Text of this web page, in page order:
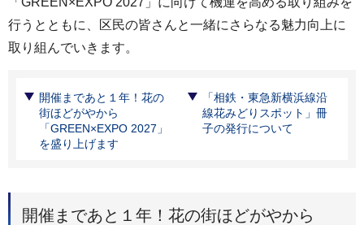
行うとともに、区民の皆さんと一緒にさらなる魅力向上に
取り組んでいきます。
開催まであと１年！花の
街ほどがやから
「GREEN×EXPO 2027」
を盛り上げます
「相鉄・東急新横浜線沿
線花みどりスポット」冊
子の発行について
開催まであと１年！花の街ほどがやから